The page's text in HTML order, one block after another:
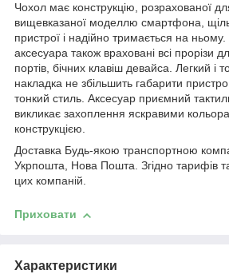
Чохол має конструкцію, розрахованої
вищевказаної моделлю смартфона,
пристрої і надійно тримається на ньому.
аксесуара також враховані всі прорізи
портів, бічних клавіш девайса. Легкий і
накладка не збільшить габарити
тонкий стиль. Аксесуар приємний
викликає захоплення яскравими
конструкцією.
Доставка Будь-якою транспортною
Укрпошта, Нова Пошта. Згідно тарифів
цих компаній.
Приховати
Характеристики